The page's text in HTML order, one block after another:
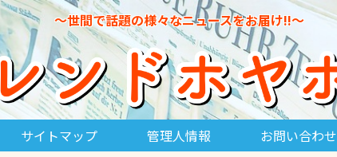
～世間で話題の様々なニュースをお届け!!～
サイトマップ 管理人情報 お問い合わせ